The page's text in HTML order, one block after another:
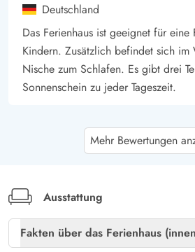
Deutschland
Das Ferienhaus ist geeignet für eine
Kindern. Zusätzlich befindet sich im
Nische zum Schlafen. Es gibt drei
Sonnenschein zu jeder Tageszeit.
Deutschland
Es hat alles was man sich zur
es Sonnenliegen oder ein Grillplatz.
Inneneinrichtung ist funktionell und
Mehr Bewertungen
Ausstattung
Fakten über das Ferienhaus